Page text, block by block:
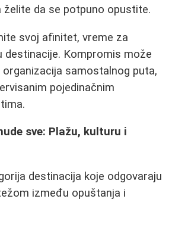
želite da se potpuno opustite.
svoj afinitet, vreme za
destinacije. Kompromis može
samostalnog puta,
pojedinačnim
sve: Plažu, kulturu i
destinacija koje odgovaraju
između opuštanja i